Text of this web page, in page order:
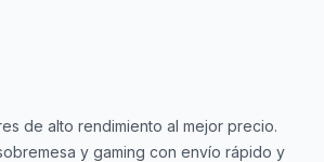
de alto rendimiento al mejor precio.
y gaming con envío rápido y